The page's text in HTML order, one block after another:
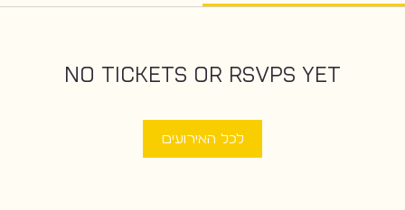
No tickets or RSVPs yet
לכל האירועים